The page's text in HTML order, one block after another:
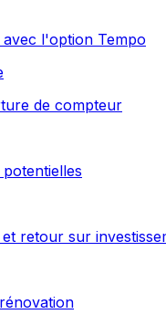
avec l'option Tempo
de compteur
retour sur